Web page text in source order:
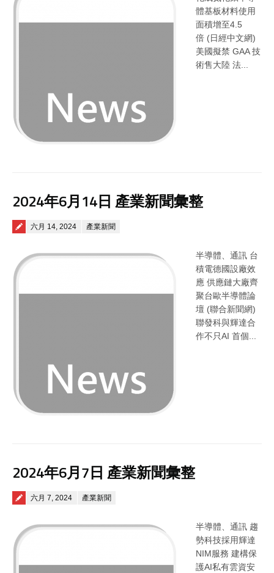
體基板材料使用
面積增至4.5
倍 (日經中文網)
美國擬禁 GAA 技
術售大陸 法...
2024年6月14日 產業新聞彙整
Posted on
六月 14, 2024 產業新聞
半導體、通訊 台
積電德國設廠效
應 供應鏈大廠齊
聚台歐半導體論
壇 (聯合新聞網)
聯發科與輝達合
作不只AI 首個...
2024年6月7日 產業新聞彙整
Posted on
六月 7, 2024 產業新聞
半導體、通訊 趨
勢科技採用輝達
NIM服務 建構保
護AI私有雲資安